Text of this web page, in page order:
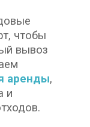
чтобы
вывоз
аренды,
и